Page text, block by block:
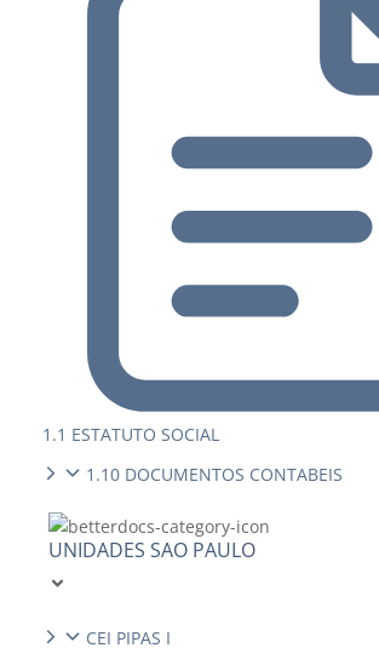
1.1 ESTATUTO SOCIAL
1.10 DOCUMENTOS CONTABEIS
UNIDADES SAO PAULO
CEI PIPAS I